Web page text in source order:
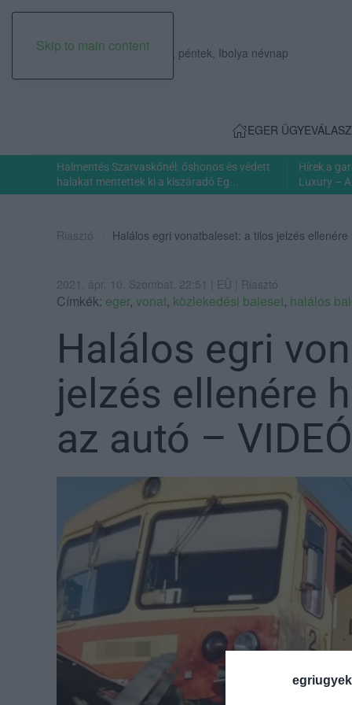
Skip to main content
2026. augusztus 07., péntek, Ibolya névnap
EGER ÜGYE
Halmentés Szarvaskőnél: őshonos és védett
halakat mentettek ki a kiszáradó Eg...
Hírek a
Luxury –
Riasztó Halálos egri vonatbaleset: a tilos jelzés
2021. ápr. 10. Szombat, 22:51 | EÜ | Riasztó
Címkék: eger, vonat, közlekedési baleset, halálos
Halálos egri
jelzés ellenére
az autó –